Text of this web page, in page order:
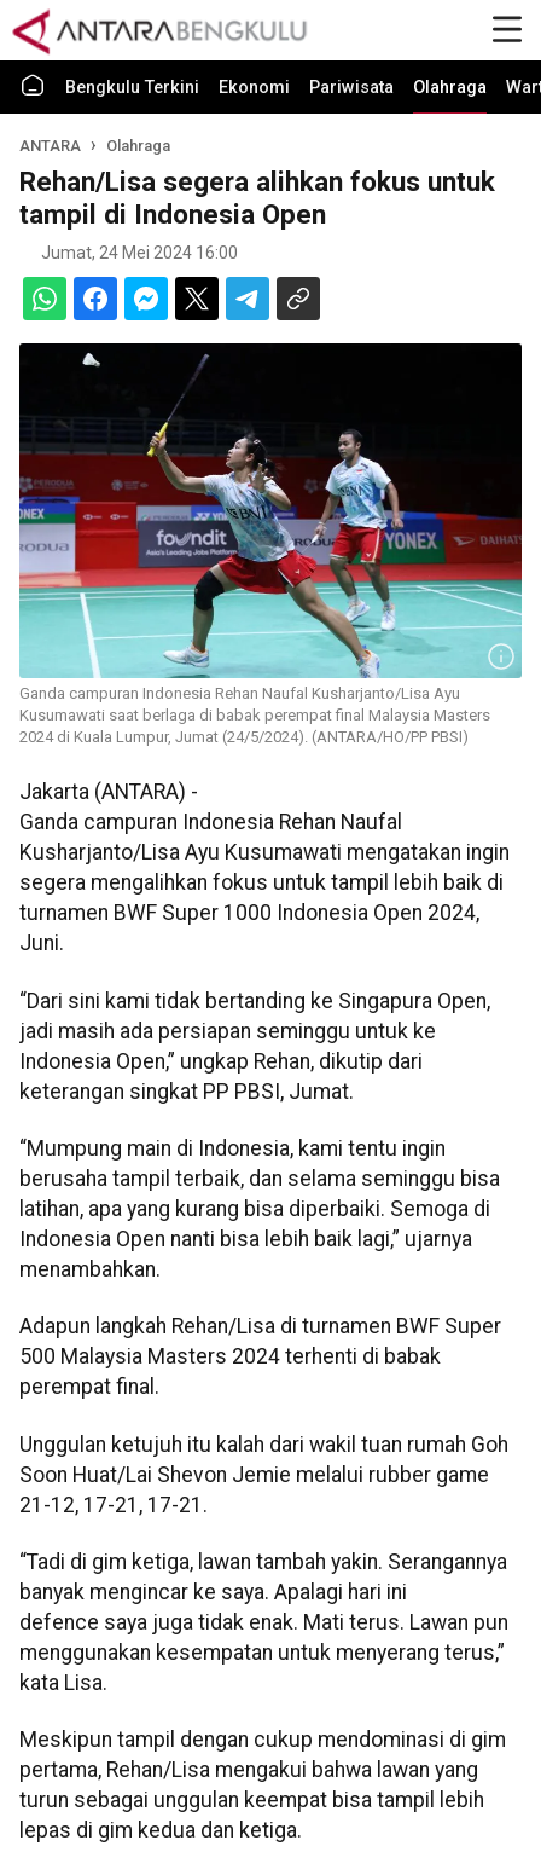
Bengkulu Terkini Ekonomi Pariwisata Olahraga
ANTARA Olahraga
Rehan/Lisa segera alihkan fokus untuk
tampil di Indonesia Open
Jumat, 24 Mei 2024 16:00
Ganda campuran Indonesia Rehan Naufal Kusharjanto/Lisa Ayu
Kusumawati saat berlaga di babak perempat final Malaysia Masters
2024 di Kuala Lumpur, Jumat (24/5/2024). (ANTARA/HO/PP PBSI)
Jakarta (ANTARA) -
Ganda campuran Indonesia Rehan Naufal
Kusharjanto/Lisa Ayu Kusumawati mengatakan ingin
segera mengalihkan fokus untuk tampil lebih baik di
turnamen BWF Super 1000 Indonesia Open 2024,
Juni.
“Dari sini kami tidak bertanding ke Singapura Open,
jadi masih ada persiapan seminggu untuk ke
Indonesia Open,” ungkap Rehan, dikutip dari
keterangan singkat PP PBSI, Jumat.
“Mumpung main di Indonesia, kami tentu ingin
berusaha tampil terbaik, dan selama seminggu bisa
latihan, apa yang kurang bisa diperbaiki. Semoga di
Indonesia Open nanti bisa lebih baik lagi,” ujarnya
menambahkan.
Adapun langkah Rehan/Lisa di turnamen BWF Super
500 Malaysia Masters 2024 terhenti di babak
perempat final.
Unggulan ketujuh itu kalah dari wakil tuan rumah Goh
Soon Huat/Lai Shevon Jemie melalui rubber game
21-12, 17-21, 17-21.
“Tadi di gim ketiga, lawan tambah yakin. Serangannya
banyak mengincar ke saya. Apalagi hari ini
defence saya juga tidak enak. Mati terus. Lawan pun
menggunakan kesempatan untuk menyerang terus,”
kata Lisa.
Meskipun tampil dengan cukup mendominasi di gim
pertama, Rehan/Lisa mengakui bahwa lawan yang
turun sebagai unggulan keempat bisa tampil lebih
lepas di gim kedua dan ketiga.